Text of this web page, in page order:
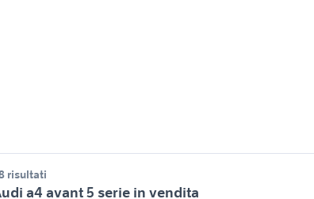
risultati
a4 avant 5 serie in vendita